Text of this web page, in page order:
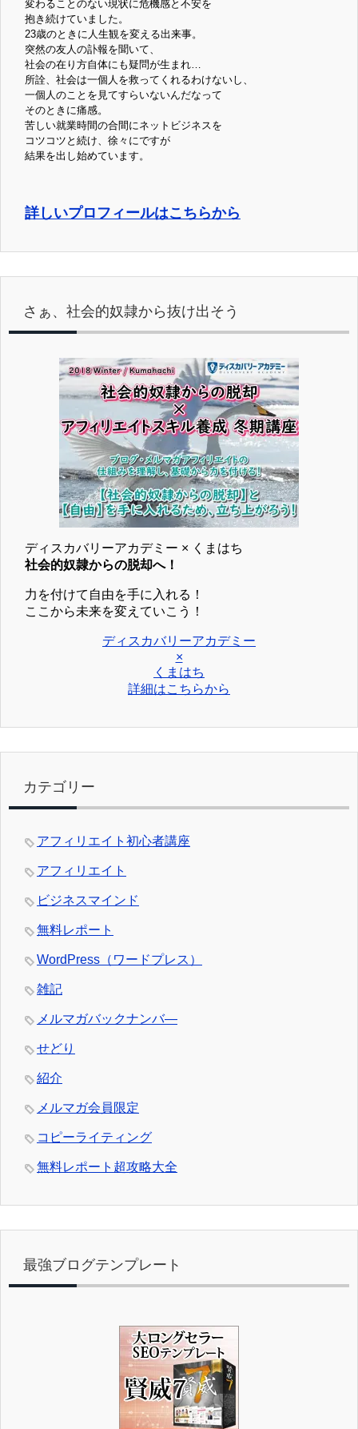
変わることのない現状に危機感と不安を
抱き続けていました。
23歳のときに人生観を変える出来事。
突然の友人の訃報を聞いて、
社会の在り方自体にも疑問が生まれ…
所詮、社会は一個人を救ってくれるわけないし、
一個人のことを見てすらいないんだなって
そのときに痛感。
苦しい就業時間の合間にネットビジネスを
コツコツと続け、徐々にですが
結果を出し始めています。
詳しいプロフィールはこちらから
さぁ、社会的奴隷から抜け出そう
ディスカバリーアカデミー × くまはち
社会的奴隷からの脱却へ！
力を付けて自由を手に入れる！
ここから未来を変えていこう！
ディスカバリーアカデミー
×
くまはち
詳細はこちらから
カテゴリー
アフィリエイト初心者講座
アフィリエイト
ビジネスマインド
無料レポート
WordPress（ワードプレス）
雑記
メルマガバックナンバ―
せどり
紹介
メルマガ会員限定
コピーライティング
無料レポート超攻略大全
最強ブログテンプレート